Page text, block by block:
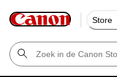
Store